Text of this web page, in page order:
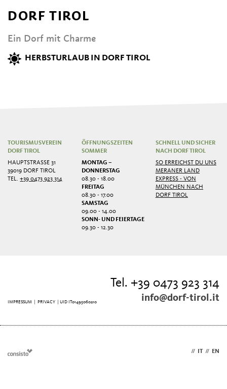
DORF TIROL
Ein Dorf mit Charme
HERBSTURLAUB IN DORF TIROL
TOURISMUSVEREIN
DORF TIROL
HAUPTSTRASSE 31
39019 DORF TIROL
TEL.+39 0473 923 314
ÖFFNUNGSZEITEN
SOMMER
MONTAG –
DONNERSTAG
08.30 - 18.00
FREITAG
08.30 - 17.00
SAMSTAG
09.00 - 14.00
SONN- UND FEIERTAGE
09.30 - 12.30
SCHNELL UND SICHER
NACH DORF TIROL
SO ERREICHST DU UNS
MERANER LAND
EXPRESS - VON
MÜNCHEN NACH
DORF TIROL
Tel. +39 0473 923 314
info@dorf-tirol.it
IMPRESSUM PRIVACY | UID IT01495060210
// IT // EN